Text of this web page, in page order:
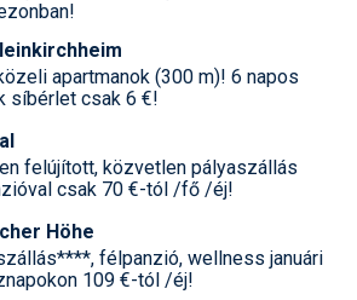
apartmanok (300 m)! 6 napos
síbérlet csak 6 €!
felújított, közvetlen pályaszállás
csak 70 €-tól /fő /éj!
Höhe
félpanzió, wellness januári
109 €-tól /éj!